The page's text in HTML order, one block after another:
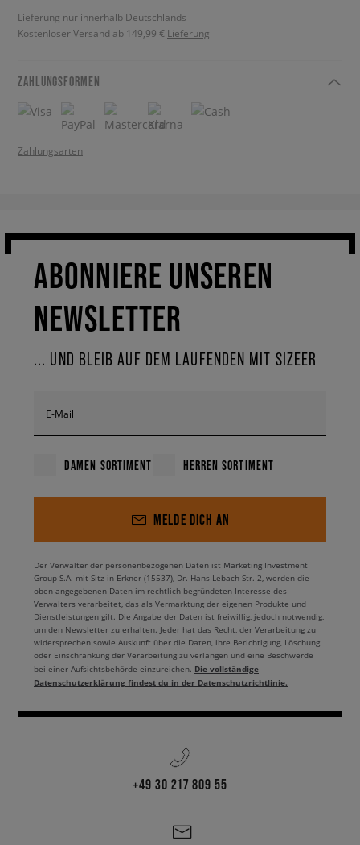
Lieferung nur innerhalb Deutschlands
Kostenloser Versand ab 149,99 € Lieferung
ZAHLUNGSFORMEN
Zahlungsarten
ABONNIERE UNSEREN
NEWSLETTER
... UND BLEIB AUF DEM LAUFENDEN MIT SIZEER
E-Mail
DAMEN SORTIMENT HERREN SORTIMENT
MELDE DICH AN
Der Verwalter der personenbezogenen Daten ist Marketing Investment
Group S.A. mit Sitz in Erkner (15537), Dr. Hans-Lebach-Str. 2, werden die
oben angegebenen Daten im rechtlich begründeten Interesse des
Verwalters verarbeitet, das als Vermarktung der eigenen Produkte und
Dienstleistungen gilt. Die Angabe der Daten ist freiwillig, jedoch notwendig,
um den Newsletter zu erhalten. Jeder hat das Recht, der Verarbeitung zu
widersprechen sowie Auskunft über die Daten, ihre Berichtigung, Löschung
oder Einschränkung der Verarbeitung zu verlangen und eine Beschwerde
bei einer Aufsichtsbehörde einzureichen. Die vollständige
Datenschutzerklärung findest du in der Datenschutzrichtlinie.
+49 30 217 809 55